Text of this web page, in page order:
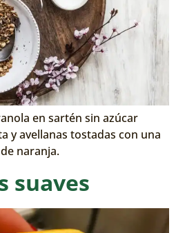
en sartén sin azúcar
y avellanas tostadas con una
naranja.
suaves